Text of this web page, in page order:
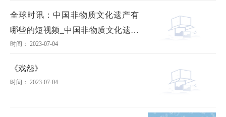
全球时讯：中国非物质文化遗产有
哪些的短视频_中国非物质文化遗产
有哪些
时间： 2023-07-04
《戏怨》
时间： 2023-07-04